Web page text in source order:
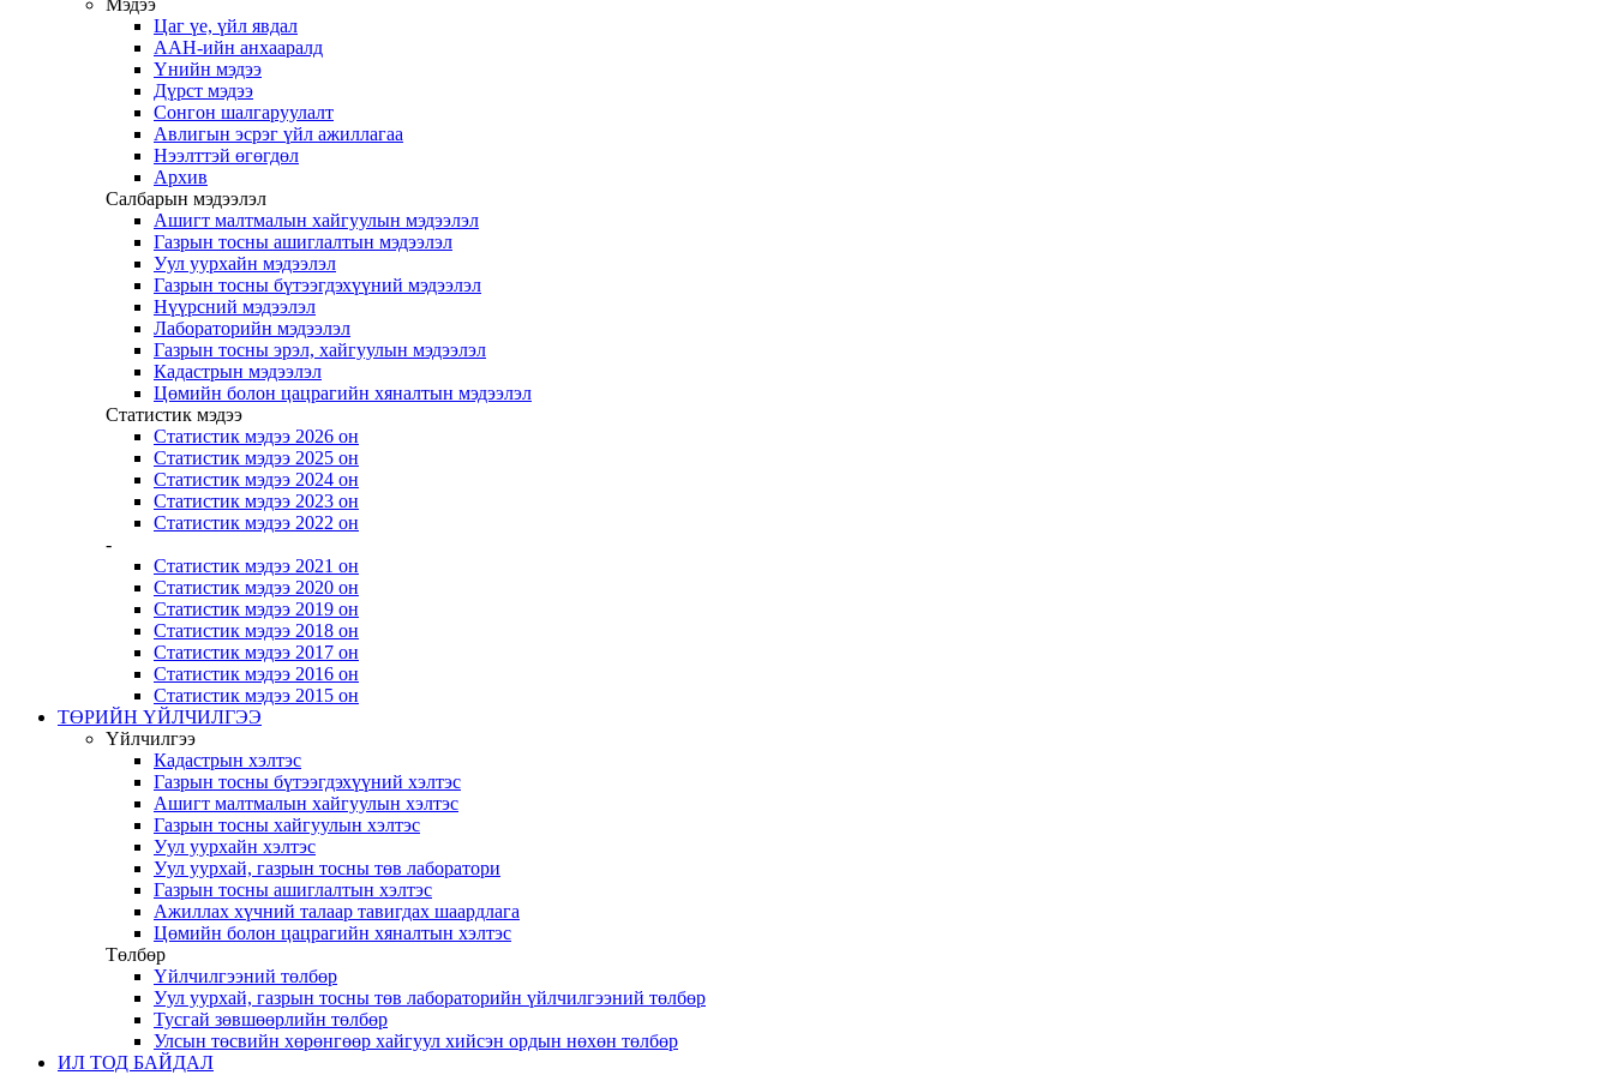
Мэдээ
Цаг үе, үйл явдал
ААН-ийн анхааралд
Үнийн мэдээ
Дүрст мэдээ
Сонгон шалгаруулалт
Авлигын эсрэг үйл ажиллагаа
Нээлттэй өгөгдөл
Архив
Салбарын мэдээлэл
Ашигт малтмалын хайгуулын мэдээлэл
Газрын тосны ашиглалтын мэдээлэл
Уул уурхайн мэдээлэл
Газрын тосны бүтээгдэхүүний мэдээлэл
Нүүрсний мэдээлэл
Лабораторийн мэдээлэл
Газрын тосны эрэл, хайгуулын мэдээлэл
Кадастрын мэдээлэл
Цөмийн болон цацрагийн хяналтын мэдээлэл
Статистик мэдээ
Статистик мэдээ 2026 он
Статистик мэдээ 2025 он
Статистик мэдээ 2024 он
Статистик мэдээ 2023 он
Статистик мэдээ 2022 он
-
Статистик мэдээ 2021 он
Статистик мэдээ 2020 он
Статистик мэдээ 2019 он
Статистик мэдээ 2018 он
Статистик мэдээ 2017 он
Статистик мэдээ 2016 он
Статистик мэдээ 2015 он
ТӨРИЙН ҮЙЛЧИЛГЭЭ
Үйлчилгээ
Кадастрын хэлтэс
Газрын тосны бүтээгдэхүүний хэлтэс
Ашигт малтмалын хайгуулын хэлтэс
Газрын тосны хайгуулын хэлтэс
Уул уурхайн хэлтэс
Уул уурхай, газрын тосны төв лаборатори
Газрын тосны ашиглалтын хэлтэс
Ажиллах хүчний талаар тавигдах шаардлага
Цөмийн болон цацрагийн хяналтын хэлтэс
Төлбөр
Үйлчилгээний төлбөр
Уул уурхай, газрын тосны төв лабораторийн үйлчилгээний төлбөр
Тусгай зөвшөөрлийн төлбөр
Улсын төсвийн хөрөнгөөр хайгуул хийсэн ордын нөхөн төлбөр
ИЛ ТОД БАЙДАЛ